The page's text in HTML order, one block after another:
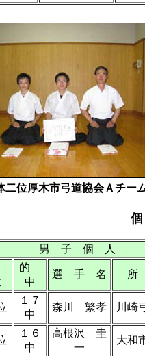
二位厚木市弓道協会Ａチー
男 子 個 人
的
中
選 手 名 所
１７
中
森川 繁孝 川崎
１６
中
高根沢 圭
一
大和